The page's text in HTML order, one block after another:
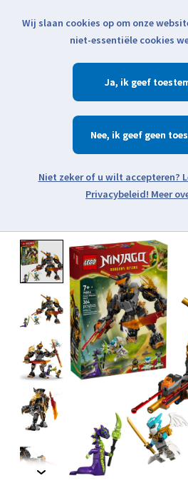
Klik voor actuele
Zoeken
Open webshop
Product image
Wij slaan cookies op om onze
niet-essentiële cookies
Ja
Nee
Meer